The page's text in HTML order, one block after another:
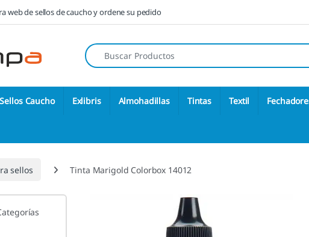
web de sellos de caucho y ordene su pedido
Búsqueda de:
Sellos Caucho Exlibris Almohadillas Tintas Textil
sellos Tinta Marigold Colorbox 14012